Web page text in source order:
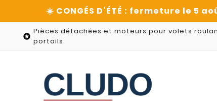

Pièces détachées et moteurs pour volets
portails